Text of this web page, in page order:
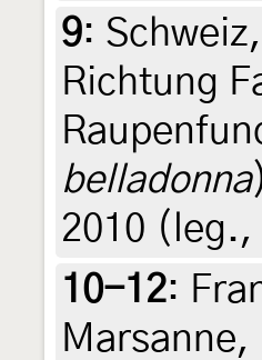
9:
Richtung
belladonna
2010
10-12: